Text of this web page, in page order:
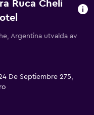
Ruca Cheli
Argentina utvalda av
De Septiembre 275,